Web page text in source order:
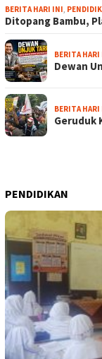
BERITA HARI INI
Ditopang Bambu,
BERITA
Dewan
BERITA
Geruduk
PENDIDIKAN